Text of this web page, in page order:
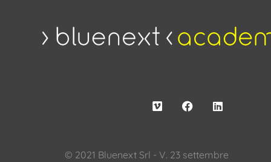
© 2021 Bluenext Srl - V. 23 settembre